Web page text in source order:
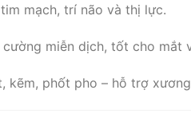
mạch, trí não và thị lực.
miễn dịch, tốt cho mắt
kẽm, phốt pho – hỗ trợ